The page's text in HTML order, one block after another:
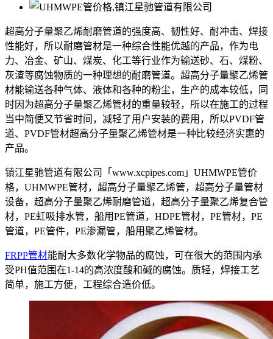
超高分子量聚乙烯耐磨管道的强度高、韧性好、耐冲击、焊接
性能好，所以耐磨管材是一种综合性能优越的产品，作为电
力、冶金、矿山、煤炭、化工等行业作为输送砂、石、煤粉、
灰渣等腐蚀物质的一种理想的耐磨管道。超高分子量聚乙烯管
材能输送各种气体、液体和各种的粉尘，生产的成本较低，同
时因为超高分子量聚乙烯管材的重量较轻，所以在施工的过程
当中简便又节省时间，减轻了用户安装的费用，所以PVDF管
道、PVDF管材超高分子量聚乙烯管材是一种比较经济实惠的
产品。
镇江星驰管道有限公司「www.xcpipes.com」UHMWPE管价
格，UHMWPE管材，超高分子量聚乙烯管，超高分子量管材
设备，超高分子量聚乙烯耐磨管道，超高分子量聚乙烯复合管
材，PE虹吸排水管，船用PE管道，HDPE管材，PE管材，PE
管道，PE管件，PE渗漏管，船用聚乙烯管材。
FRPP管材能耐大多数化学物品的腐蚀，可在很大的范围内承
受PH值范围在1-14的高浓度酸和碱的腐蚀。质轻，焊接工艺
简单，施工方便，工程综合造价低。